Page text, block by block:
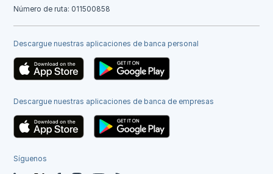
Número de ruta: 011500858
Descargue nuestras aplicaciones de banca personal
Descargue nuestras aplicaciones de banca de empresas
Síguenos